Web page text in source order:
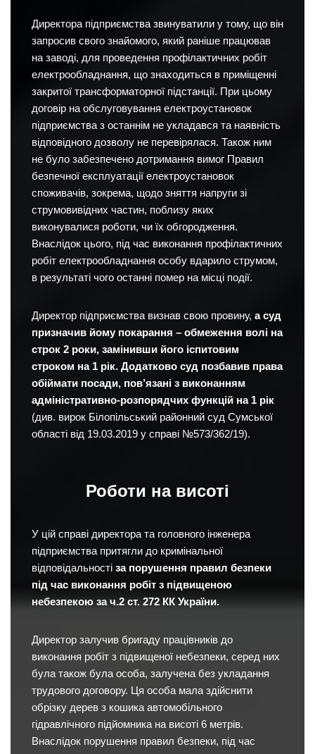
Директора підприємства звинуватили у тому, що він
запросив свого знайомого, який раніше працював
на заводі, для проведення профілактичних робіт
електрообладнання, що знаходиться в приміщенні
закритої трансформаторної підстанції. При цьому
договір на обслуговування електроустановок
підприємства з останнім не укладався та наявність
відповідного дозволу не перевірялася. Також ним
не було забезпечено дотримання вимог Правил
безпечної експлуатації електроустановок
споживачів, зокрема, щодо зняття напруги зі
струмовивідних частин, поблизу яких
виконувалися роботи, чи їх обгородження.
Внаслідок цього, під час виконання профілактичних
робіт електрообладнання особу вдарило струмом,
в результаті чого останні помер на місці події.
Директор підприємства визнав свою провину, а суд
призначив йому покарання – обмеження волі на
строк 2 роки, замінивши його іспитовим
строком на 1 рік. Додатково суд позбавив права
обіймати посади, пов’язані з виконанням
адміністративно-розпорядчих функцій на 1 рік
(див. вирок Білопільський районний суд Сумської
області від 19.03.2019 у справі №573/362/19).
Роботи на висоті
У цій справі директора та головного інженера
підприємства притягли до кримінальної
відповідальності за порушення правил безпеки
під час виконання робіт з підвищеною
небезпекою за ч.2 ст. 272 КК України.
Директор залучив бригаду працівників до
виконання робіт з підвищеної небезпеки, серед них
була також була особа, залучена без укладання
трудового договору. Ця особа мала здійснити
обрізку дерев з кошика автомобільного
гідравлічного підйомника на висоті 6 метрів.
Внаслідок порушення правил безпеки, під час